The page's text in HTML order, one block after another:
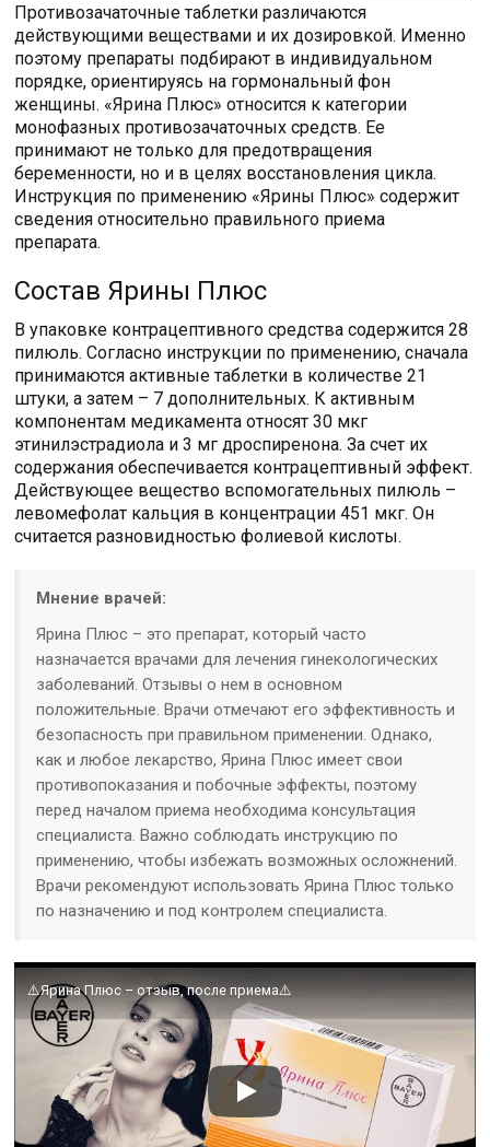
Противозачаточные таблетки различаются
действующими веществами и их дозировкой. Именно
поэтому препараты подбирают в индивидуальном
порядке, ориентируясь на гормональный фон
женщины. «Ярина Плюс» относится к категории
монофазных противозачаточных средств. Ее
принимают не только для предотвращения
беременности, но и в целях восстановления цикла.
Инструкция по применению «Ярины Плюс» содержит
сведения относительно правильного приема
препарата.
Состав Ярины Плюс
В упаковке контрацептивного средства содержится 28
пилюль. Согласно инструкции по применению, сначала
принимаются активные таблетки в количестве 21
штуки, а затем – 7 дополнительных. К активным
компонентам медикамента относят 30 мкг
этинилэстрадиола и 3 мг дроспиренона. За счет их
содержания обеспечивается контрацептивный эффект.
Действующее вещество вспомогательных пилюль –
левомефолат кальция в концентрации 451 мкг. Он
считается разновидностью фолиевой кислоты.
Мнение врачей:
Ярина Плюс – это препарат, который часто
назначается врачами для лечения гинекологических
заболеваний. Отзывы о нем в основном
положительные. Врачи отмечают его эффективность и
безопасность при правильном применении. Однако,
как и любое лекарство, Ярина Плюс имеет свои
противопоказания и побочные эффекты, поэтому
перед началом приема необходима консультация
специалиста. Важно соблюдать инструкцию по
применению, чтобы избежать возможных осложнений.
Врачи рекомендуют использовать Ярина Плюс только
по назначению и под контролем специалиста.
⚠️Ярина Плюс – отзыв, после приема⚠️